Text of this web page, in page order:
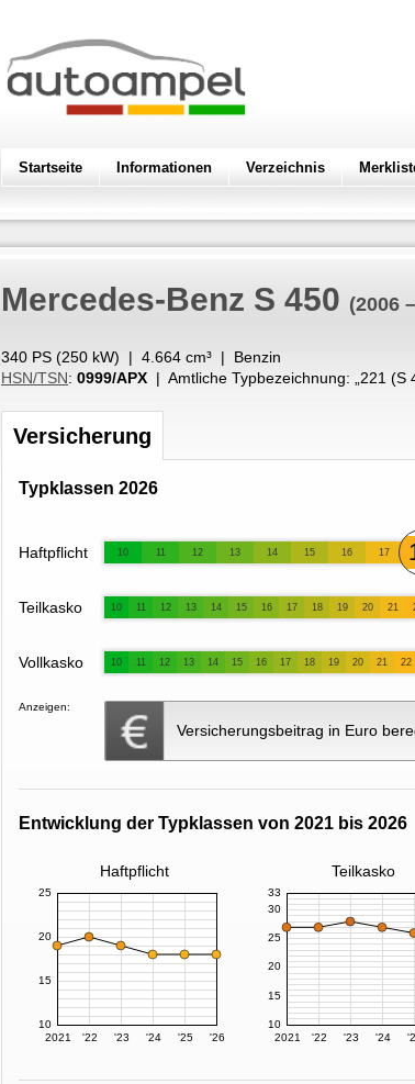
Startseite Informationen Verzeichnis
Mercedes-Benz S 450 (2006
340 PS (250 kW) | 4.664 cm³ | Benzin
HSN/TSN: 0999/APX | Amtliche Typbezeichnung: „ 221 (S
Versicherung
Typklassen 2026
Haftpflicht 10 11 12 13 14 15 16 17
Teilkasko 10 11 12 13 14 15 16 17 18 19 20 21
Vollkasko 10 11 12 13 14 15 16 17 18 19 20 21 22
Anzeigen:
Versicherungsbeitrag in Euro
Entwicklung der Typklassen von 2021 bis 2026
Haftpflicht Teilkasko
2021 '22 '23 '24 '25 '26
10
15
20
25
2021 '22 '23 '24
10
15
20
25
30
33